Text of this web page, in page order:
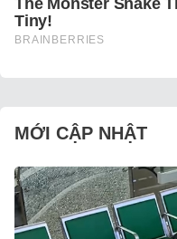
MỚI CẬP NHẬT